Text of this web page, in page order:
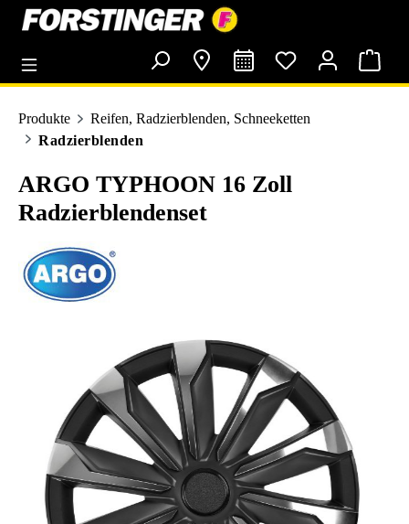
springen
Produkte
Reifen, Radzierblenden, Schneeketten
Radzierblenden
ARGO TYPHOON 16 Zoll
Radzierblendenset